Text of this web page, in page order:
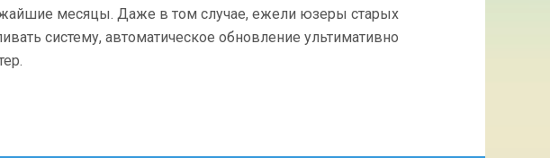
месяцы. Даже в том случае, ежели юзеры старых
систему, автоматическое обновление ультимативно